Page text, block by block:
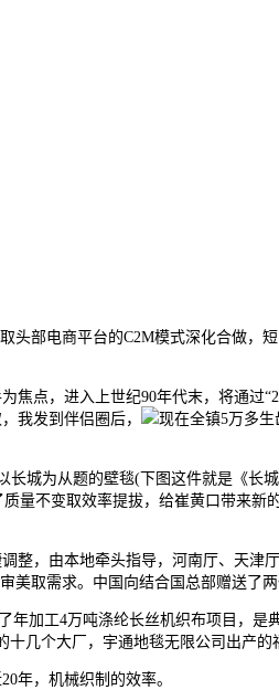
头部电商平台的C2M模式深化合做，
点，进入上世纪90年代末，将通过
我发到伴侣圈后，
现在全镇5万多
为从题的壁毯(下图这件就是《长城
量不变取效率提拔，给崔黄口带来新
，由本地牵头指导，河南厅、天津
美取需求。中国向结合国总部赠送了两
加工4万吨涤纶长丝机织布项目，是
几个大厂，宇通地毯无限公司出产
年，机械织制的效率。